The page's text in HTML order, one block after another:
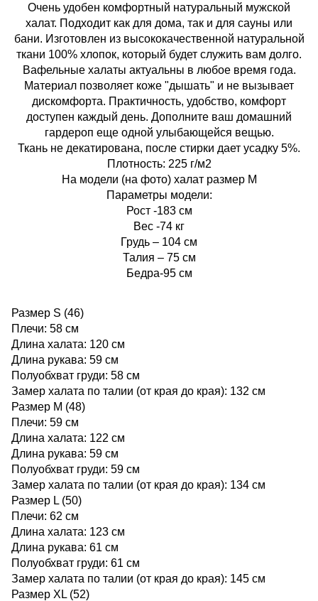
Очень удобен комфортный натуральный мужской
халат. Подходит как для дома, так и для сауны или
бани. Изготовлен из высококачественной натуральной
ткани 100% хлопок, который будет служить вам долго.
Вафельные халаты актуальны в любое время года.
Материал позволяет коже "дышать" и не вызывает
дискомфорта. Практичность, удобство, комфорт
доступен каждый день. Дополните ваш домашний
гардероп еще одной улыбающейся вещью.
Ткань не декатирована, после стирки дает усадку 5%.
Плотность: 225 г/м2
На модели (на фото) халат размер M
Параметры модели:
Рост -183 см
Вес -74 кг
Грудь – 104 см
Талия – 75 см
Бедра-95 см
Размер S (46)
Плечи: 58 см
Длина халата: 120 см
Длина рукава: 59 см
Полуобхват груди: 58 см
Замер халата по талии (от края до края): 132 см
Размер M (48)
Плечи: 59 см
Длина халата: 122 см
Длина рукава: 59 см
Полуобхват груди: 59 см
Замер халата по талии (от края до края): 134 см
Размер L (50)
Плечи: 62 см
Длина халата: 123 см
Длина рукава: 61 см
Полуобхват груди: 61 см
Замер халата по талии (от края до края): 145 см
Размер XL (52)